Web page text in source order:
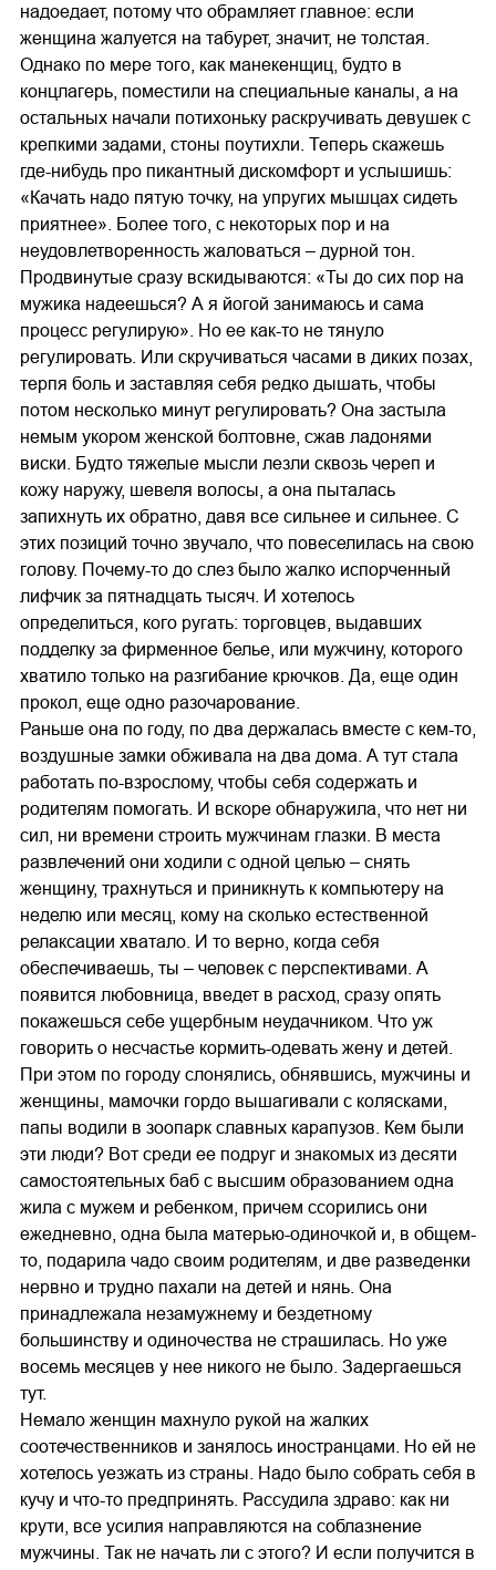
надоедает, потому что обрамляет главное: если
женщина жалуется на табурет, значит, не толстая.
Однако по мере того, как манекенщиц, будто в
концлагерь, поместили на специальные каналы, а на
остальных начали потихоньку раскручивать девушек с
крепкими задами, стоны поутихли. Теперь скажешь
где-нибудь про пикантный дискомфорт и услышишь:
«Качать надо пятую точку, на упругих мышцах сидеть
приятнее». Более того, с некоторых пор и на
неудовлетворенность жаловаться – дурной тон.
Продвинутые сразу вскидываются: «Ты до сих пор на
мужика надеешься? А я йогой занимаюсь и сама
процесс регулирую». Но ее как-то не тянуло
регулировать. Или скручиваться часами в диких позах,
терпя боль и заставляя себя редко дышать, чтобы
потом несколько минут регулировать? Она застыла
немым укором женской болтовне, сжав ладонями
виски. Будто тяжелые мысли лезли сквозь череп и
кожу наружу, шевеля волосы, а она пыталась
запихнуть их обратно, давя все сильнее и сильнее. С
этих позиций точно звучало, что повеселилась на свою
голову. Почему-то до слез было жалко испорченный
лифчик за пятнадцать тысяч. И хотелось
определиться, кого ругать: торговцев, выдавших
подделку за фирменное белье, или мужчину, которого
хватило только на разгибание крючков. Да, еще один
прокол, еще одно разочарование.
Раньше она по году, по два держалась вместе с кем-то,
воздушные замки обживала на два дома. А тут стала
работать по-взрослому, чтобы себя содержать и
родителям помогать. И вскоре обнаружила, что нет ни
сил, ни времени строить мужчинам глазки. В места
развлечений они ходили с одной целью – снять
женщину, трахнуться и приникнуть к компьютеру на
неделю или месяц, кому на сколько естественной
релаксации хватало. И то верно, когда себя
обеспечиваешь, ты – человек с перспективами. А
появится любовница, введет в расход, сразу опять
покажешься себе ущербным неудачником. Что уж
говорить о несчастье кормить-одевать жену и детей.
При этом по городу слонялись, обнявшись, мужчины и
женщины, мамочки гордо вышагивали с колясками,
папы водили в зоопарк славных карапузов. Кем были
эти люди? Вот среди ее подруг и знакомых из десяти
самостоятельных баб с высшим образованием одна
жила с мужем и ребенком, причем ссорились они
ежедневно, одна была матерью-одиночкой и, в общем-
то, подарила чадо своим родителям, и две разведенки
нервно и трудно пахали на детей и нянь. Она
принадлежала незамужнему и бездетному
большинству и одиночества не страшилась. Но уже
восемь месяцев у нее никого не было. Задергаешься
тут.
Немало женщин махнуло рукой на жалких
соотечественников и занялось иностранцами. Но ей не
хотелось уезжать из страны. Надо было собрать себя в
кучу и что-то предпринять. Рассудила здраво: как ни
крути, все усилия направляются на соблазнение
мужчины. Так не начать ли с этого? И если получится в